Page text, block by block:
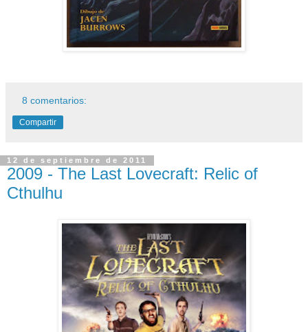
8 comentarios:
Compartir
12 de septiembre de 2011
2009 - The Last Lovecraft: Relic of
Cthulhu